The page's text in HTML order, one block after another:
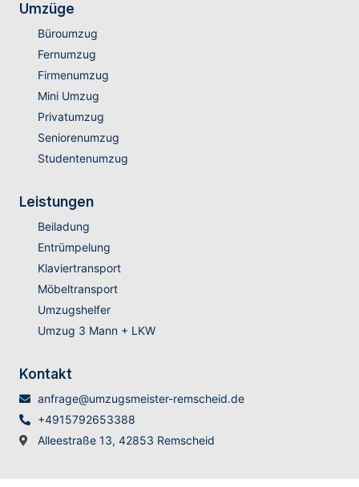
Umzüge
Büroumzug
Fernumzug
Firmenumzug
Mini Umzug
Privatumzug
Seniorenumzug
Studentenumzug
Leistungen
Beiladung
Entrümpelung
Klaviertransport
Möbeltransport
Umzugshelfer
Umzug 3 Mann + LKW
Kontakt
anfrage@umzugsmeister-remscheid.de
+4915792653388
Alleestraße 13, 42853 Remscheid